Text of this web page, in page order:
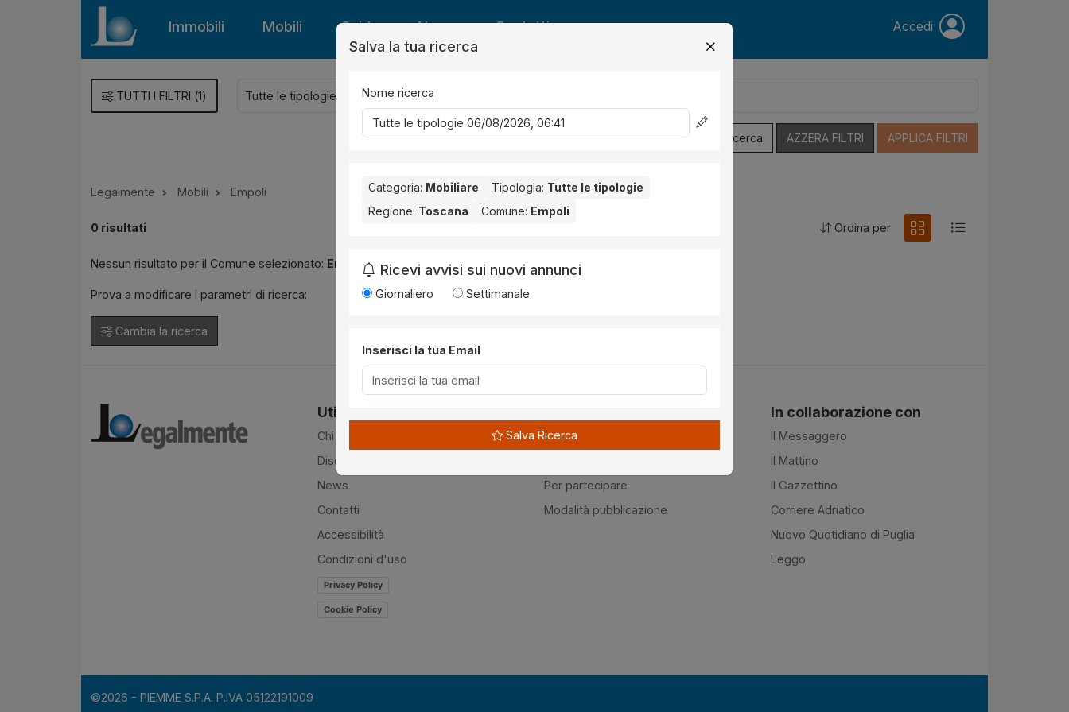
Immobili Mobili Guide News Contatti Accedi
TUTTI I FILTRI (1)
Salva Ricerca AZZERA FILTRI APPLICA FILTRI
Legalmente Mobili Empoli
0 risultati Ordina per
Nessun risultato per il Comune selezionato: Empoli. Nessun risultato per la Provincia selezionata:
Prova a modificare i parametri di ricerca:
Cambia la ricerca
Utilità
Chi siamo
Disclaimer
News
Contatti
Accessibilità
Condizioni d'uso
Privacy Policy
Cookie Policy
Normativa
Per partecipare
Modalità pubblicazione
In collaborazione con
Il Messaggero
Il Mattino
Il Gazzettino
Corriere Adriatico
Nuovo Quotidiano di Puglia
Leggo
©2026 - PIEMME S.P.A. P.IVA 05122191009
Salva la tua ricerca
Nome ricerca
Categoria: Mobiliare Tipologia: Tutte le tipologie
Regione: Toscana Comune: Empoli
Ricevi avvisi sui nuovi annunci
Giornaliero Settimanale
Inserisci la tua Email
Salva Ricerca